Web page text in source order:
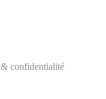
confidentialité